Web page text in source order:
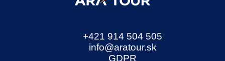
+421 914 504 505
info@aratour.sk
GDPR